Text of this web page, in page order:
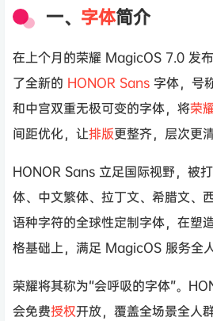
一、 字体简介
在上个月的荣耀 MagicOS 7.0 发
了全新的 HONOR Sans 字体，号
和中宫双重无极可变的字体，将荣
间距优化，让排版更整齐，层次更清
HONOR Sans 立足国际视野，被
体、中文繁体、拉丁文、希腊文、
语种字符的全球性定制字体，在塑
格基础上，满足 MagicOS 服务全
荣耀将其称为“会呼吸的字体”。
会免费授权开放，覆盖全场景全人